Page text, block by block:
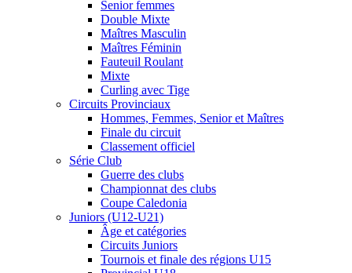
Senior femmes
Double Mixte
Maîtres Masculin
Maîtres Féminin
Fauteuil Roulant
Mixte
Curling avec Tige
Circuits Provinciaux
Hommes, Femmes, Senior et Maîtres
Finale du circuit
Classement officiel
Série Club
Guerre des clubs
Championnat des clubs
Coupe Caledonia
Juniors (U12-U21)
Âge et catégories
Circuits Juniors
Tournois et finale des régions U15